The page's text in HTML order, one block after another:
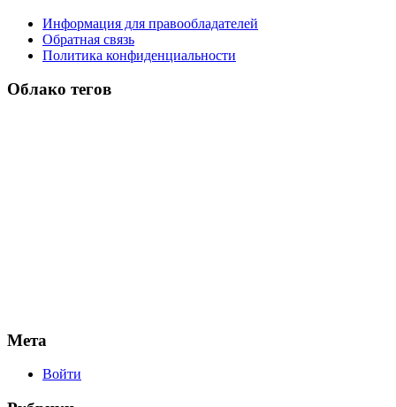
Информация для правообладателей
Обратная связь
Политика конфиденциальности
Облако тегов
Мета
Войти